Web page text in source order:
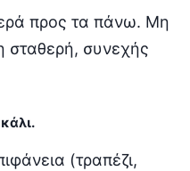
προς τα πάνω. Μη
η σταθερή, συνεχής
(τραπέζι,